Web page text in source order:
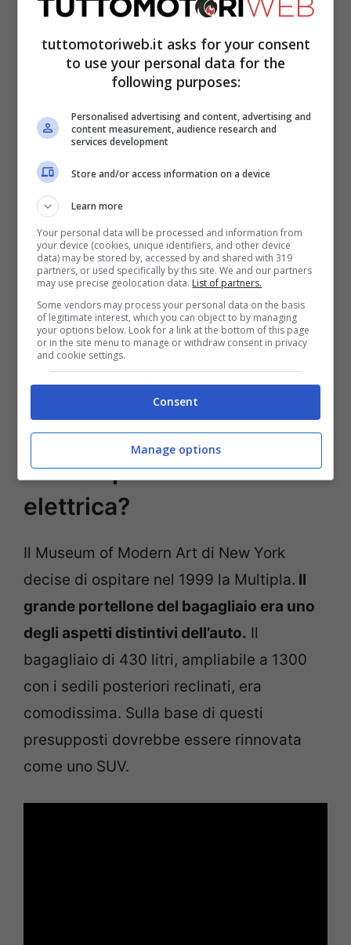
Un nuovo modello nascerebbe su basi
motoristiche diverse rispetto a quelle del
passato.Si partì da un 1.6 16V con 100 CV,
4 cilindri in linea a benzina, che
permettevano di raggiungere i 170 km/h di
top speed. Un 1.6 16V BiPower 100, ossia
un 4 cilindri in linea, Benzina-Metano; un
1.6 16V BluPower 95 a Metano; un 1.9 JTD
8V 105 Diesel.
La Multipla torna in salsa
elettrica?
Il Museum of Modern Art di New York
decise di ospitare nel 1999 la Multipla. Il
grande portellone del bagagliaio era uno
degli aspetti distintivi dell’auto. Il
bagagliaio di 430 litri, ampliabile a 1300
con i sedili posteriori reclinati, era
comodissima. Sulla base di questi
presupposti dovrebbe essere rinnovata
come uno SUV.
tuttomotoriweb.it asks for your consent
to use your personal data for the
following purposes:
Personalised advertising and content, advertising and
content measurement, audience research and
services development
Store and/or access information on a device
Learn more
Your personal data will be processed and information from
your device (cookies, unique identifiers, and other device
data) may be stored by, accessed by and shared with 319
partners, or used specifically by this site. We and our partners
may use precise geolocation data. List of partners.
Some vendors may process your personal data on the basis
of legitimate interest, which you can object to by managing
your options below. Look for a link at the bottom of this page
or in the site menu to manage or withdraw consent in privacy
and cookie settings.
Consent
Manage options